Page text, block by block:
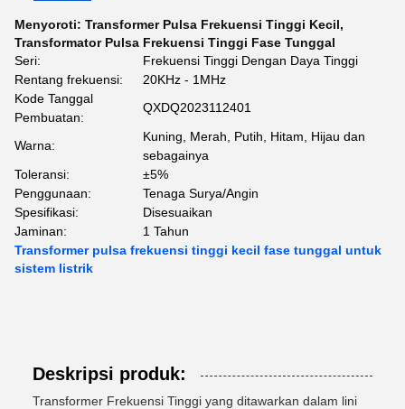
Menyoroti: Transformer Pulsa Frekuensi Tinggi Kecil,
Transformator Pulsa Frekuensi Tinggi Fase Tunggal
Seri:
Frekuensi Tinggi Dengan Daya Tinggi
Rentang frekuensi:
20KHz - 1MHz
Kode Tanggal
Pembuatan:
QXDQ2023112401
Warna:
Kuning, Merah, Putih, Hitam, Hijau dan
sebagainya
Toleransi:
±5%
Penggunaan:
Tenaga Surya/Angin
Spesifikasi:
Disesuaikan
Jaminan:
1 Tahun
Transformer pulsa frekuensi tinggi kecil fase tunggal untuk
sistem listrik
Deskripsi produk:
Transformer Frekuensi Tinggi yang ditawarkan dalam lini